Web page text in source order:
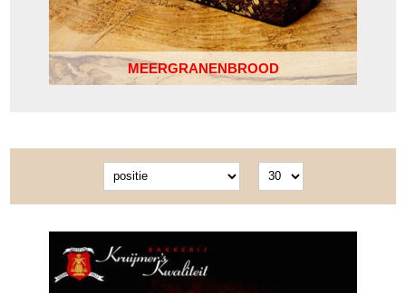
MEERGRANENBROOD